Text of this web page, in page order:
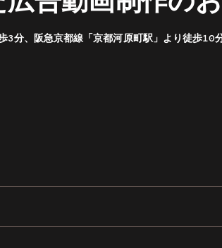
分、阪急京都線「京都河原町駅」より徒歩10分